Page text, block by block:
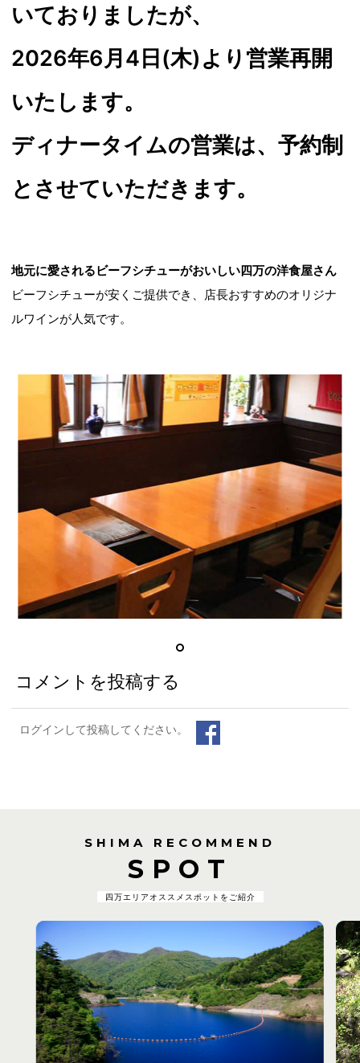
いておりましたが、
2026年6月4日(木)より営業再開
いたします。
ディナータイムの営業は、予約制
とさせていただきます。
地元に愛されるビーフシチューがおいしい四万の洋食屋さん
ビーフシチューが安くご提供でき、店長おすすめのオリジナ
ルワインが人気です。
コメントを投稿する
ログインして投稿してください。
SHIMA RECOMMEND
SPOT
四万エリアオススメスポットをご紹介